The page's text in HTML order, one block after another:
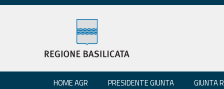
HOME AGR PRESIDENTE GIUNTA GIUNTA